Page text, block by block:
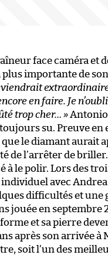
face caméra et
importante de
en faire. Je
trop cher… »Antonio
su. Preuve en
le diamant aurait
de l’arrêter de
à le polir. Lors des
avec
difficultés et une
jouée en septembre
et sa pierre
après son arrivée à
soit l’un des